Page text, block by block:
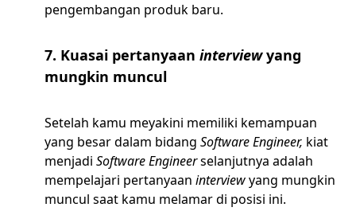
pengembangan produk baru.
7. Kuasai pertanyaan interviewyang
mungkin muncul
Setelah kamu meyakini memiliki kemampuan
yang besar dalam bidang Software Engineer, kiat
menjadi Software Engineerselanjutnya adalah
mempelajari pertanyaan interviewyang mungkin
muncul saat kamu melamar di posisi ini.